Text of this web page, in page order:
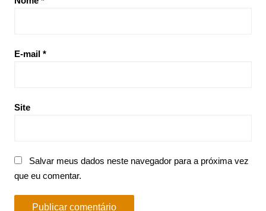
E-mail *
Site
Salvar meus dados neste navegador para a próxima vez
que eu comentar.